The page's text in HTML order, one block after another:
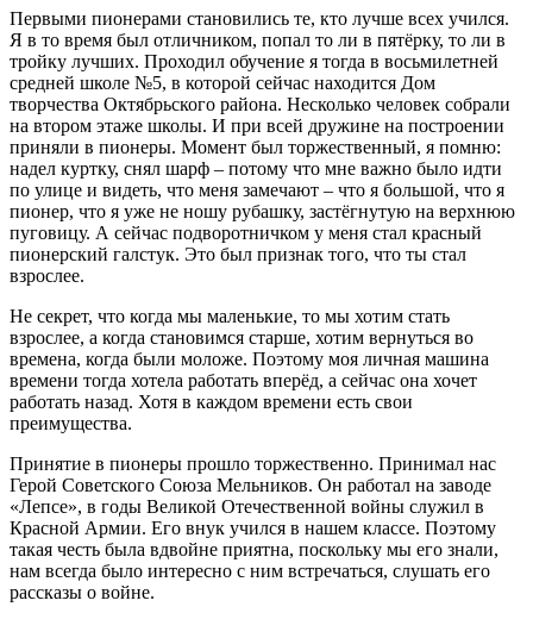
Первыми пионерами становились те, кто лучше всех учился.
Я в то время был отличником, попал то ли в пятёрку, то ли в
тройку лучших. Проходил обучение я тогда в восьмилетней
средней школе №5, в которой сейчас находится Дом
творчества Октябрьского района. Несколько человек собрали
на втором этаже школы. И при всей дружине на построении
приняли в пионеры. Момент был торжественный, я помню:
надел куртку, снял шарф – потому что мне важно было идти
по улице и видеть, что меня замечают – что я большой, что я
пионер, что я уже не ношу рубашку, застёгнутую на верхнюю
пуговицу. А сейчас подворотничком у меня стал красный
пионерский галстук. Это был признак того, что ты стал
взрослее.
Не секрет, что когда мы маленькие, то мы хотим стать
взрослее, а когда становимся старше, хотим вернуться во
времена, когда были моложе. Поэтому моя личная машина
времени тогда хотела работать вперёд, а сейчас она хочет
работать назад. Хотя в каждом времени есть свои
преимущества.
Принятие в пионеры прошло торжественно. Принимал нас
Герой Советского Союза Мельников. Он работал на заводе
«Лепсе», в годы Великой Отечественной войны служил в
Красной Армии. Его внук учился в нашем классе. Поэтому
такая честь была вдвойне приятна, поскольку мы его знали,
нам всегда было интересно с ним встречаться, слушать его
рассказы о войне.